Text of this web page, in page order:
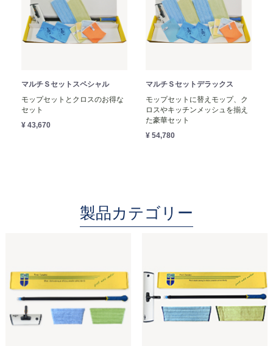
マルチＳセットスペシャル
モップセットとクロスのお得な
セット
¥ 43,670
マルチＳセットデラックス
モップセットに替えモップ、ク
ロスやキッチンメッシュを揃え
た豪華セット
¥ 54,780
製品カテゴリー